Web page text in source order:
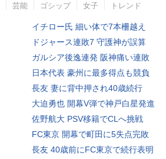
芸能 ゴシップ 女子 トレンド
イチロー氏 細い体で7本柵越え
ドジャース連敗7 守護神が誤算
ガルシア後逸連発 阪神痛い連敗
日本代表 豪州に最多得点も競負
長友 妻に背中押され40歳続行
大迫勇也 開幕V弾で神戸白星発進
佐野航大 PSV移籍でCLへ挑戦
FC東京 開幕で町田に5失点完敗
長友 40歳前にFC東京で続行表明